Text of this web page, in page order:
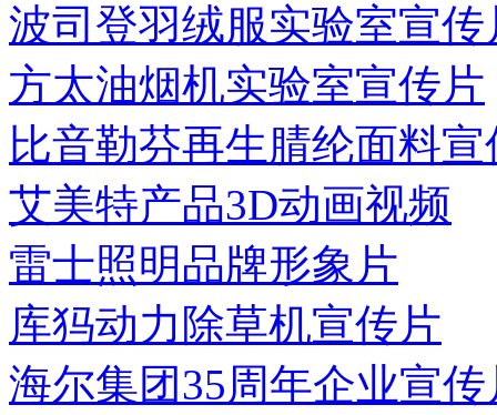
波司登羽绒服实验室宣传
方太油烟机实验室宣传片
比音勒芬再生腈纶面料宣
艾美特产品3D动画视频
雷士照明品牌形象片
库犸动力除草机宣传片
海尔集团35周年企业宣传